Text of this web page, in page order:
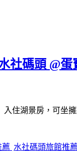
社碼頭 @蛋
入住湖景房，可坐
薦 水社碼頭旅館推薦